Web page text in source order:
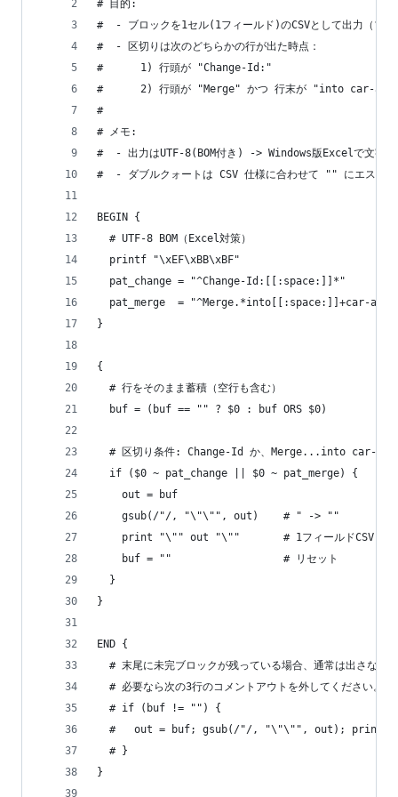
# 目的:
#  - ブロックを1セル(1フィールド)のCSVとして出力（ブロ
#  - 区切りは次のどちらかの行が出た時点：
#      1) 行頭が "Change-Id:"
#      2) 行頭が "Merge" かつ 行末が "into car-
#
# メモ:
#  - 出力はUTF-8(BOM付き) -> Windows版Excelで文字化
#  - ダブルクォートは CSV 仕様に合わせて "" にエスケー
BEGIN {
  # UTF-8 BOM（Excel対策）
  printf "\xEF\xBB\xBF"
  pat_change = "^Change-Id:[[:space:]]*"
pat_merge  = "^Merge.*into[[:space:]]+car-
}
{
  # 行をそのまま蓄積（空行も含む）
  buf = (buf == "" ? $0 : buf ORS $0)
# 区切り条件: Change-Id か、Merge...into car-
  if ($0 ~ pat_change || $0 ~ pat_merge) {
    out = buf
    gsub(/"/, "\"\"", out)    # " -> ""
print "\"" out "\""       # 1フィールドCSVとし
    buf = ""                  # リセット
  }
}
END {
  # 末尾に未完ブロックが残っている場合、通常は出さない。
  # 必要なら次の3行のコメントアウトを外してください。
  # if (buf != "") {
#   out = buf; gsub(/"/, "\"\"", out); print
  # }
}